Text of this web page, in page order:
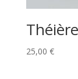
25,00 €